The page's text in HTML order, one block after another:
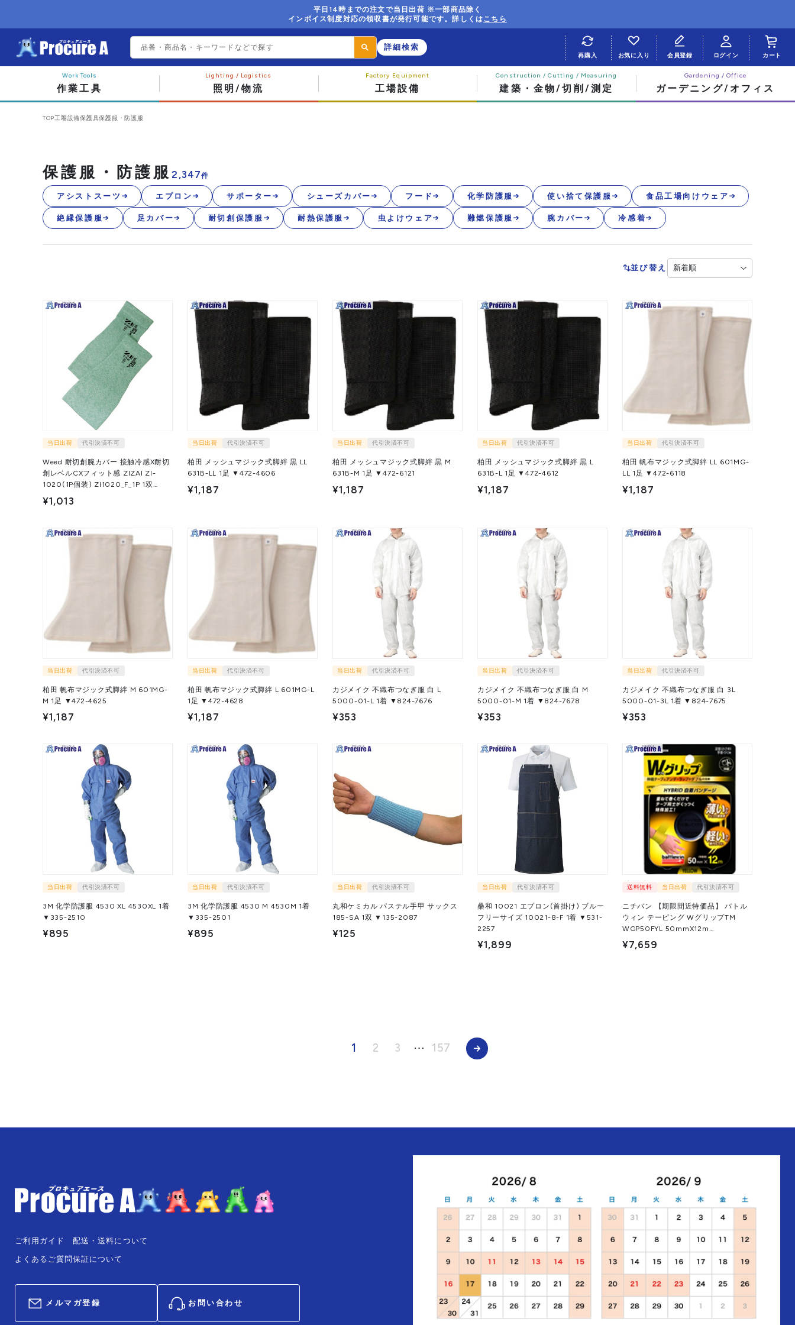
平日14時までの注文で当日出荷 ※一部商品除く
インボイス制度対応の領収書が発行可能です。詳しくはこちら
詳細検索
作業工具 照明/物流 工場設備 建築・金物/切削/測定 ガーデニング/オフィス
再購入 お気に入り 会員登録 ログイン カート
TOP工場設備保護具保護服・防護服
保護服・防護服2,347件
アシストスーツ エプロン サポーター シューズカバー フード 化学防護服 使い捨て保護服 食品工場向けウェア
絶縁保護服 足カバー 耐切創保護服 耐熱保護服 虫よけウェア 難燃保護服 腕カバー 冷感着
並び替え
当日出荷 代引決済不可
Weed 耐切創腕カバー 接触冷感X耐切
創レベルCXフィット感 ZIZAI ZI-
1020(1P個装) ZI1020_F_1P 1双
▼706-6640
¥1,013
当日出荷 代引決済不可
柏田 メッシュマジック式脚絆 黒 LL
631B-LL 1足 ▼472-4606
¥1,187
当日出荷 代引決済不可
柏田 メッシュマジック式脚絆 黒 M
631B-M 1足 ▼472-6121
¥1,187
当日出荷 代引決済不可
柏田 メッシュマジック式脚絆 黒 L
631B-L 1足 ▼472-4612
¥1,187
当日出荷 代引決済不可
柏田 帆布マジック式脚絆 LL 601MG-
LL 1足 ▼472-6118
¥1,187
当日出荷 代引決済不可
柏田 帆布マジック式脚絆 M 601MG-
M 1足 ▼472-4625
¥1,187
当日出荷 代引決済不可
柏田 帆布マジック式脚絆 L 601MG-L
1足 ▼472-4628
¥1,187
当日出荷 代引決済不可
カジメイク 不織布つなぎ服 白 L
5000-01-L 1着 ▼824-7676
¥353
当日出荷 代引決済不可
カジメイク 不織布つなぎ服 白 M
5000-01-M 1着 ▼824-7678
¥353
当日出荷 代引決済不可
カジメイク 不織布つなぎ服 白 3L
5000-01-3L 1着 ▼824-7675
¥353
当日出荷 代引決済不可
3M 化学防護服 4530 XL 4530XL 1着
▼335-2510
¥895
当日出荷 代引決済不可
3M 化学防護服 4530 M 4530M 1着
▼335-2501
¥895
当日出荷 代引決済不可
丸和ケミカル パステル手甲 サックス
185-SA 1双 ▼135-2087
¥125
当日出荷 代引決済不可
桑和 10021 エプロン(首掛け) ブルー
フリーサイズ 10021-8-F 1着 ▼531-
2257
¥1,899
送料無料 当日出荷 代引決済不可
ニチバン 【期限間近特価品】 バトル
ウィン テーピング WグリップTM
WGP50FYL 50mmX12m
WGP50FYLOTSUTOME 12巻 ▼732-
8950
¥7,659
1 2 3 ⋯ 157
ご利用ガイド
よくあるご質問
配送・送料について
保証について
メルマガ登録 お問い合わせ